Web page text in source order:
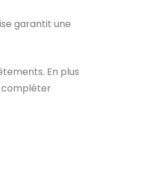
garantit une
En plus
compléter